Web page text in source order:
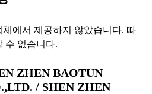
에서 제공하지 않았습니다. 따
수 없습니다.
ZHEN BAOTUN
/ SHEN ZHEN